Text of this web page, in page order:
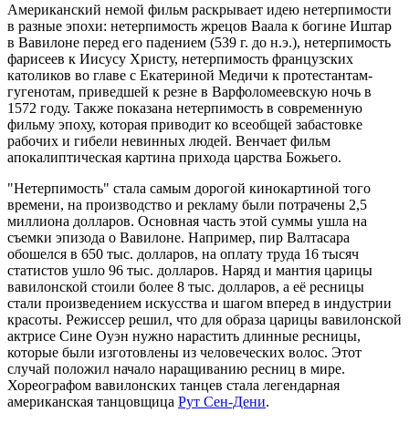
Американский немой фильм раскрывает идею нетерпимости
в разные эпохи: нетерпимость жрецов Ваала к богине Иштар
в Вавилоне перед его падением (539 г. до н.э.), нетерпимость
фарисеев к Иисусу Христу, нетерпимость французских
католиков во главе с Екатериной Медичи к протестантам-
гугенотам, приведшей к резне в Варфоломеевскую ночь в
1572 году. Также показана нетерпимость в современную
фильму эпоху, которая приводит ко всеобщей забастовке
рабочих и гибели невинных людей. Венчает фильм
апокалиптическая картина прихода царства Божьего.
"Нетерпимость" стала самым дорогой кинокартиной того
времени, на производство и рекламу были потрачены 2,5
миллиона долларов. Основная часть этой суммы ушла на
съемки эпизода о Вавилоне. Например, пир Валтасара
обошелся в 650 тыс. долларов, на оплату труда 16 тысяч
статистов ушло 96 тыс. долларов. Наряд и мантия царицы
вавилонской стоили более 8 тыс. долларов, а её ресницы
стали произведением искусства и шагом вперед в индустрии
красоты. Режиссер решил, что для образа царицы вавилонской
актрисе Сине Оуэн нужно нарастить длинные ресницы,
которые были изготовлены из человеческих волос. Этот
случай положил начало наращиванию ресниц в мире.
Хореографом вавилонских танцев стала легендарная
американская танцовщица Рут Сен-Дени.